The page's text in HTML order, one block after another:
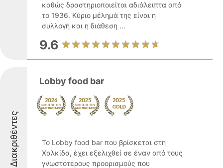
καθώς δραστηριοποιείται αδιάλειπτα από
το 1936. Κύριο μέλημά της είναι η
συλλογή και η διάθεση ...
9.6
Διακριθέντες
Lobby food bar
Το Lobby food bar που βρίσκεται στη
Χαλκίδα, έχει εξελιχθεί σε έναν από τους
γνωστότερους προορισμούς που